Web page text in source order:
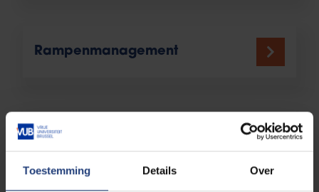
Toestemming Details Over
Rampenmanagement
Cardiac electrophysiology and